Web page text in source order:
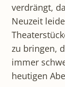
verdrängt,
Neuzeit
zu bringen,
immer
heutigen